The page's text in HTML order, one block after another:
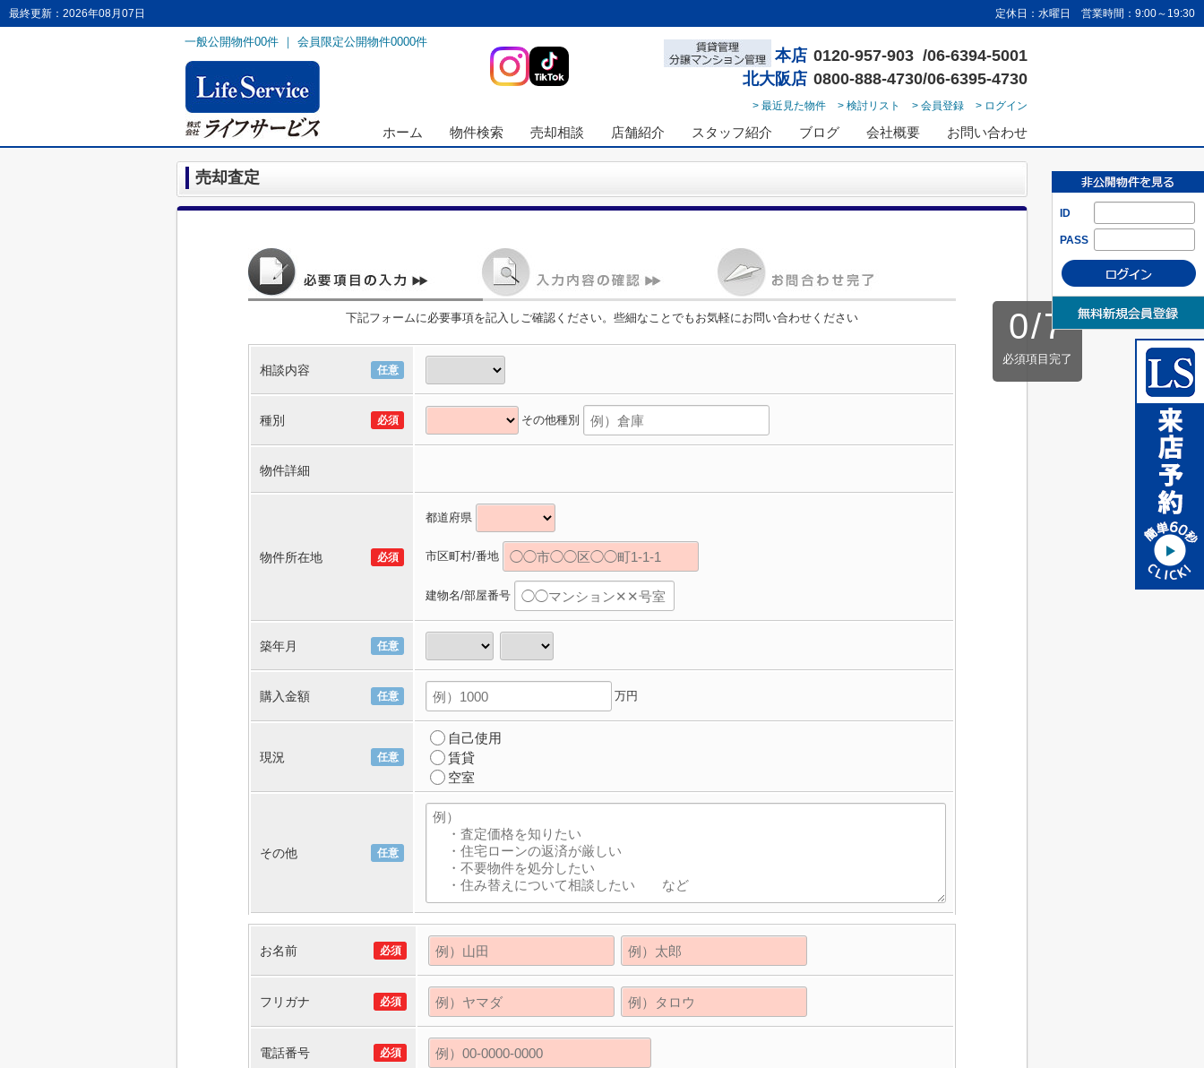
最終更新：2026年08月07日 定休日：水曜日 営業時間：9:00～19:30
一般公開物件00件 ｜ 会員限定公開物件0000件
本店 0120-957-903 /06-6394-5001
北大阪店 0800-888-4730/06-6395-4730
> 最近見た物件 > 検討リスト > 会員登録 > ログイン
ホーム 物件検索 売却相談 店舗紹介 スタッフ紹介 ブログ 会社概要 お問い合わせ
ID
PASS
売却査定
0/7
必須項目完了
下記フォームに必要事項を記入しご確認ください。些細なことでもお気軽にお問い合わせください
相談内容 任意
種別 必須 その他種別
物件詳細
物件所在地 必須
都道府県
市区町村/番地
建物名/部屋番号
築年月 任意
購入金額 任意 万円
現況 任意
自己使用
賃貸
空室
その他 任意
お名前 必須
フリガナ 必須
電話番号 必須